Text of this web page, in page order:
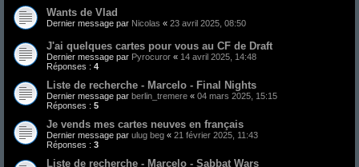
Wants de Vlad
Dernier message par Nicolas « 23 avril 2025, 08:50
J'ai quelques cartes pour vous au CF de Draft
Dernier message par Pyrocuror « 14 avril 2025, 14:48
Réponses : 4
Liste de recherche - Marcelo - Final Nights
Dernier message par berlin_tremere « 04 mars 2025, 15:15
Réponses : 5
Je vends mes cartes neuves en français
Dernier message par ulug beg « 21 février 2025, 11:43
Réponses : 3
Liste de recherche - Marcelo - Sabbat Wars